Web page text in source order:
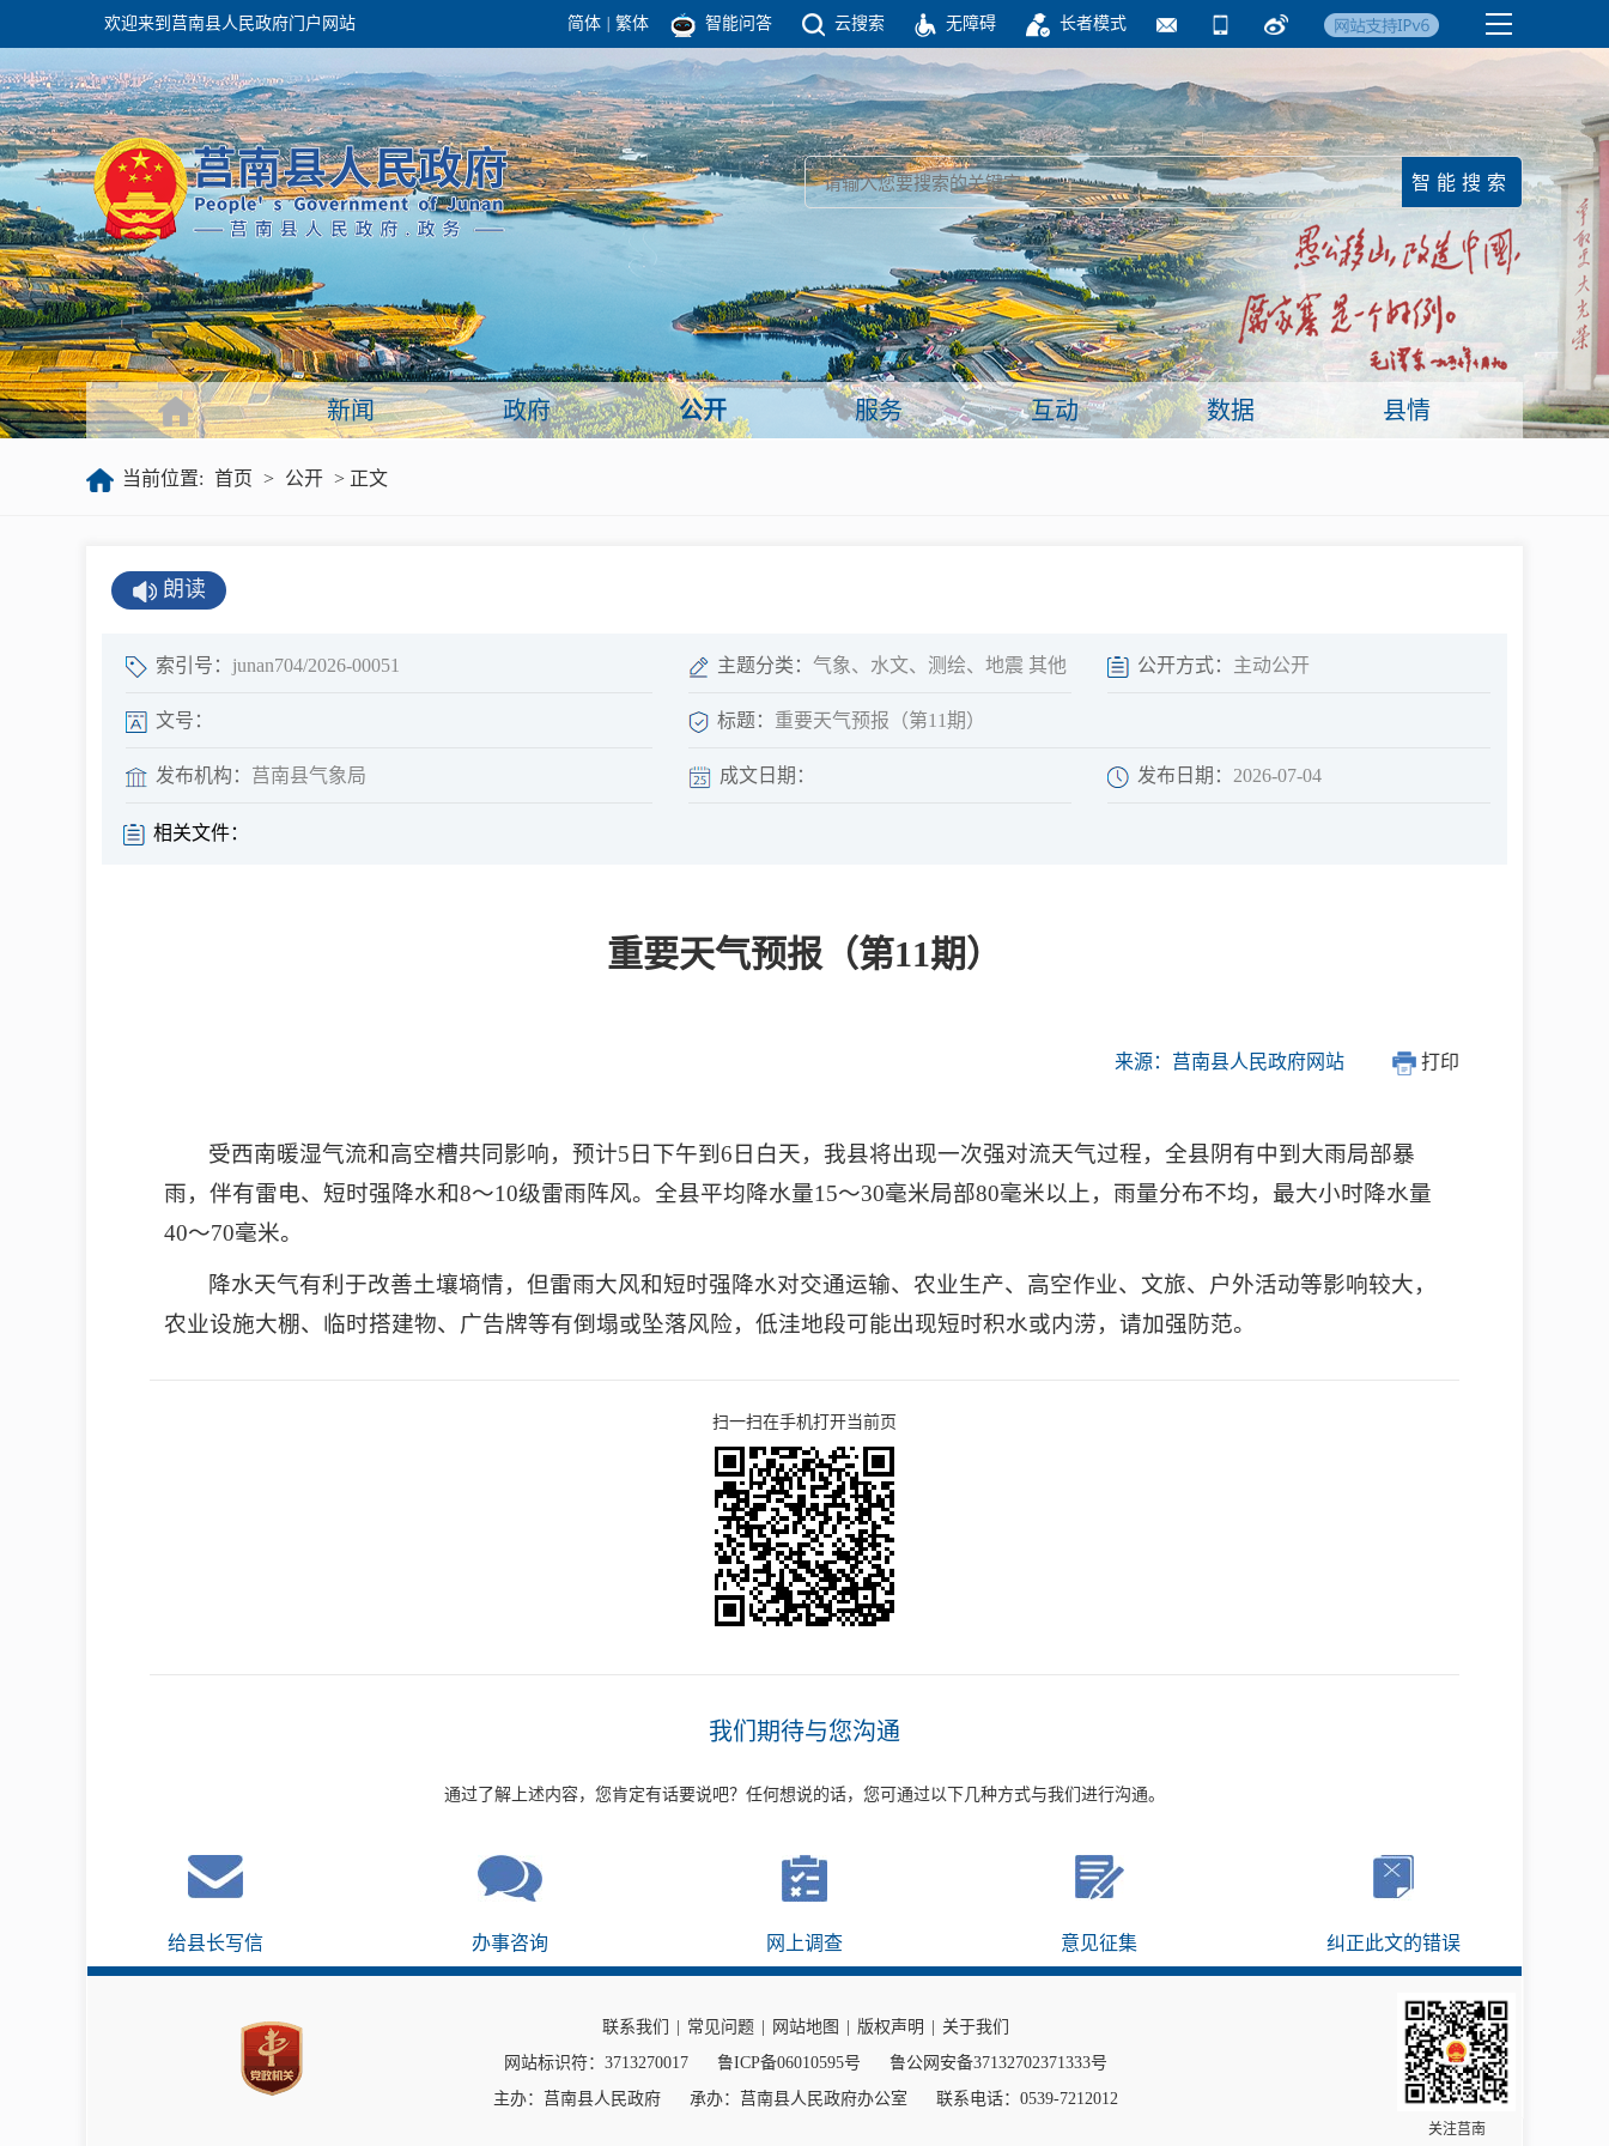
欢迎来到莒南县人民政府门户网站 简体 繁体 智能问答 云搜索 无障碍 长者模式
团结高效 理性法治 公开公平 友善和谐
政府
领导之窗 政府机构
政府会议 政府公报
政府数据
政府工作报告
新闻
政务要闻 国务院要闻
镇街信息
视频新闻 临沂日报·莒南新
闻
公共企事业单位信 依申请公开
图说莒南 政府开放日
新闻 政府 公开 服务 互动 数据 县情
当前位置: 首页 > 公开 > 正文
朗读
索引号： junan704/2026-00051 主题分类： 气象、水文、测绘、地震 其他 公开方式： 主动公开
文号： 标题： 重要天气预报（第11期）
发布机构： 莒南县气象局 成文日期： 发布日期： 2026-07-04
相关文件：
重要天气预报（第11期）
来源：莒南县人民政府网站 打印
受西南暖湿气流和高空槽共同影响，预计5日下午到6日白天，我县将出现一次强对流天气过程，全县阴有中到大雨局部暴
雨，伴有雷电、短时强降水和8～10级雷雨阵风。全县平均降水量15～30毫米局部80毫米以上，雨量分布不均，最大小时降水量
40～70毫米。
降水天气有利于改善土壤墒情，但雷雨大风和短时强降水对交通运输、农业生产、高空作业、文旅、户外活动等影响较大，
农业设施大棚、临时搭建物、广告牌等有倒塌或坠落风险，低洼地段可能出现短时积水或内涝，请加强防范。
扫一扫在手机打开当前页
我们期待与您沟通
通过了解上述内容，您肯定有话要说吧？任何想说的话，您可通过以下几种方式与我们进行沟通。
给县长写信 办事咨询 网上调查 意见征集 纠正此文的错误
关注莒南
联系我们 常见问题 网站地图 版权声明
关于我们
网站标识符：3713270017
鲁ICP备06010595号
鲁公网安备37132702371333号
主办：莒南县人民政府
承办：莒南县人民政府办公室 联系电话：0539-7212012